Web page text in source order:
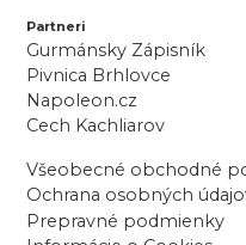
Partneri
Gurmánsky Zápisník
Pivnica Brhlovce
Napoleon.cz
Cech Kachliarov
Všeobecné obchodné
Ochrana osobných
Prepravné podmienky